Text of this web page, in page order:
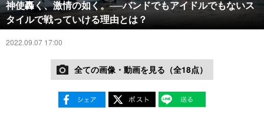
神使轟く、激情の如く。──バンドでもアイドルでもないス
タイルで戦っていける理由とは？
2022.09.07 17:00
全ての画像・動画を見る（全18点）